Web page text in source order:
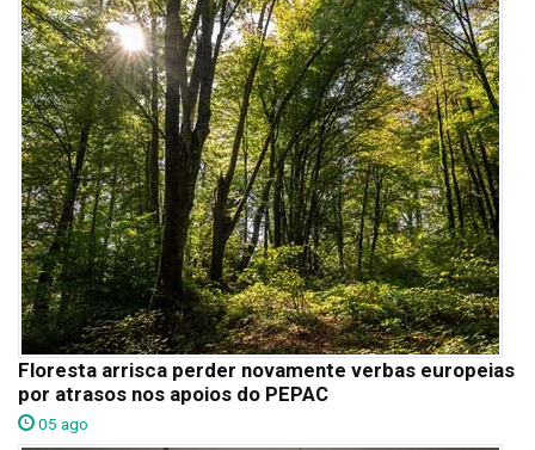
Floresta arrisca perder novamente verbas europeias
por atrasos nos apoios do PEPAC
05 ago